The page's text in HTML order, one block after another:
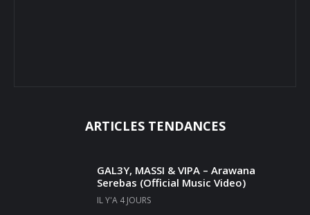
ARTICLES TENDANCES
GAL3Y, MASSI & VIPA – Arawana
Serebas (Official Music Video)
IL Y'A 4 JOURS